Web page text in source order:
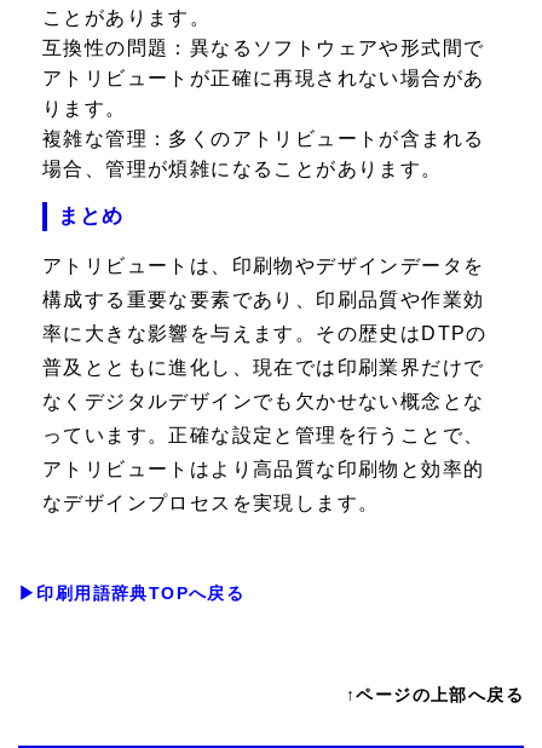
ことがあります。
互換性の問題： 異なるソフトウェアや形式間で
アトリビュートが正確に再現されない場合があ
ります。
複雑な管理： 多くのアトリビュートが含まれる
場合、管理が煩雑になることがあります。
まとめ
アトリビュートは、印刷物やデザインデータを
構成する重要な要素であり、印刷品質や作業効
率に大きな影響を与えます。その歴史はDTPの
普及とともに進化し、現在では印刷業界だけで
なくデジタルデザインでも欠かせない概念とな
っています。正確な設定と管理を行うことで、
アトリビュートはより高品質な印刷物と効率的
なデザインプロセスを実現します。
▶印刷用語辞典TOPへ戻る
↑ページの上部へ戻る